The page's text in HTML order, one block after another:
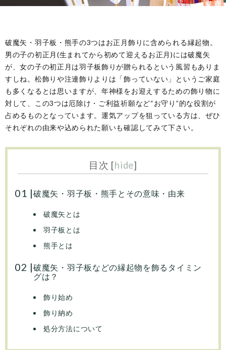
歴
風
意
破魔矢・羽子板・熊手の3つはお正月飾りに含められる縁起物。
男の子の初正月(生まれてから初めて迎えるお正月)には破魔矢
が、女の子の初正月は羽子板飾りが贈られるという風習もありま
すしね。松飾りや注連飾りよりは「飾っていない」というご家庭
も多くなるとは思いますが、年神様をお迎えするための飾り物に
対して、この3つは厄除け・ご利益祈願など“お守り”的な役割が
占めるものとなっています。運気アップを狙っている方は、ぜひ
それぞれの由来や込められた願いも確認してみて下さい。
目次 [hide]
破魔矢・羽子板・熊手とその意味・由来
破魔矢とは
羽子板とは
熊手とは
破魔矢・羽子板などの縁起物を飾るタイミン
グは？
飾り始め
飾り納め
処分方法について